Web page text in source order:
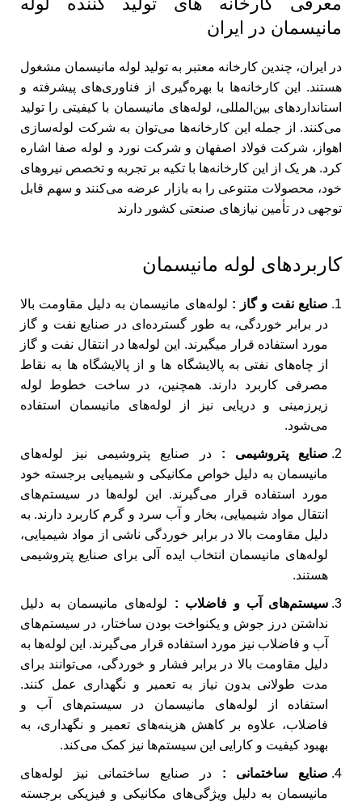
مانیسمان در ایران
در ایران، چندین کارخانه معتبر به تولید لوله‌ مانیسمان مشغول
هستند. این کارخانه‌ها با بهره‌گیری از فناوری‌های پیشرفته و
استانداردهای بین‌المللی، لوله‌های مانیسمان با کیفیتی را تولید
می‌کنند. از جمله این کارخانه‌ها می‌توان به شرکت لوله‌سازی
اهواز، شرکت فولاد اصفهان و شرکت نورد و لوله صفا اشاره
کرد. هر یک از این کارخانه‌ها با تکیه بر تجربه و تخصص نیروهای
خود، محصولات متنوعی را به بازار عرضه می‌کنند و سهم قابل
توجهی در تأمین نیازهای صنعتی کشور دارند
کاربردهای لوله مانیسمان
صنایع نفت و گاز : لوله‌های مانیسمان به دلیل مقاومت بالا
در برابر خوردگی، به طور گسترده‌ای در صنایع نفت و گاز
مورد استفاده قرار میگیرند. این لوله‌ها در انتقال نفت و گاز
از چاه‌های نفتی به پالایشگاه ‌ها و از پالایشگاه‌ ها به نقاط
مصرفی کاربرد دارند. همچنین، در ساخت خطوط لوله
زیرزمینی و دریایی نیز از لوله‌های مانیسمان استفاده
می‌شود.
صنایع پتروشیمی : در صنایع پتروشیمی نیز لوله‌های
مانیسمان به دلیل خواص مکانیکی و شیمیایی برجسته خود
مورد استفاده قرار می‌گیرند. این لوله‌ها در سیستم‌های
انتقال مواد شیمیایی، بخار و آب سرد و گرم کاربرد دارند. به
دلیل مقاومت بالا در برابر خوردگی ناشی از مواد شیمیایی،
لوله‌های مانیسمان انتخاب ایده ‌آلی برای صنایع پتروشیمی
هستند.
سیستم‌های آب و فاضلاب : لوله‌های مانیسمان به دلیل
نداشتن درز جوش و یکنواخت بودن ساختار، در سیستم‌های
آب و فاضلاب نیز مورد استفاده قرار می‌گیرند. این لوله‌ها به
دلیل مقاومت بالا در برابر فشار و خوردگی، می‌توانند برای
مدت طولانی بدون نیاز به تعمیر و نگهداری عمل کنند.
استفاده از لوله‌های مانیسمان در سیستم‌های آب و
فاضلاب، علاوه بر کاهش هزینه‌های تعمیر و نگهداری، به
بهبود کیفیت و کارایی این سیستم‌ها نیز کمک می‌کند.
صنایع ساختمانی : در صنایع ساختمانی نیز لوله‌های
مانیسمان به دلیل ویژگی‌های مکانیکی و فیزیکی برجسته